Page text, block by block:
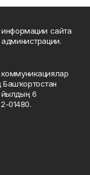
сайта
коммуникациялар
Башҡортостан
йылдың 6
01480.